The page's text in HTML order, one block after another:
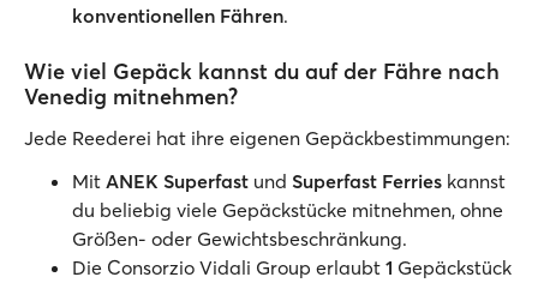
konventionellen Fähren.
Wie viel Gepäck kannst du auf der Fähre nach
Venedig mitnehmen?
Jede Reederei hat ihre eigenen Gepäckbestimmungen:
Mit ANEK Superfast und Superfast Ferries kannst
du beliebig viele Gepäckstücke mitnehmen, ohne
Größen- oder Gewichtsbeschränkung.
Die Consorzio Vidali Group erlaubt 1 Gepäckstück